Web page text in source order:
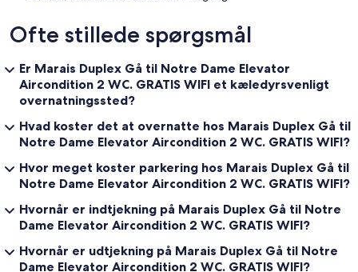
Ofte stillede spørgsmål
Er Marais Duplex Gå til Notre Dame Elevator
Aircondition 2 WC. GRATIS WIFI et kæledyrsvenligt
overnatningssted?
Hvad koster det at overnatte hos Marais Duplex Gå til
Notre Dame Elevator Aircondition 2 WC. GRATIS WIFI?
Hvor meget koster parkering hos Marais Duplex Gå til
Notre Dame Elevator Aircondition 2 WC. GRATIS WIFI?
Hvornår er indtjekning på Marais Duplex Gå til Notre
Dame Elevator Aircondition 2 WC. GRATIS WIFI?
Hvornår er udtjekning på Marais Duplex Gå til Notre
Dame Elevator Aircondition 2 WC. GRATIS WIFI?